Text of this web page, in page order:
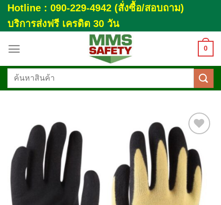
Skip
to
content
Hotline : 090-229-4942 (สั่งซื้อ/สอบถาม)
บริการส่งฟรี เครดิต 30 วัน
0
ค้นหา:
Add to
wishlist